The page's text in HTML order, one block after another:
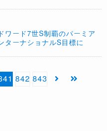
ワード7世S制覇のパーミア
ターナショナルS目標に
842 843